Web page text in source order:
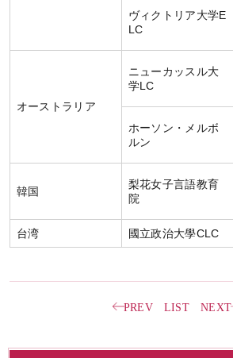
ヴィクトリア大学E
LC
オーストラリア
ニューカッスル大
学LC
ホーソン・メルボ
ルン
韓国
梨花女子言語教育
院
台湾 國立政治大學CLC
PREV LIST NEXT